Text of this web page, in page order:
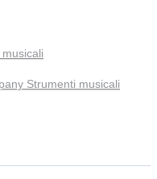
Strumenti musicali